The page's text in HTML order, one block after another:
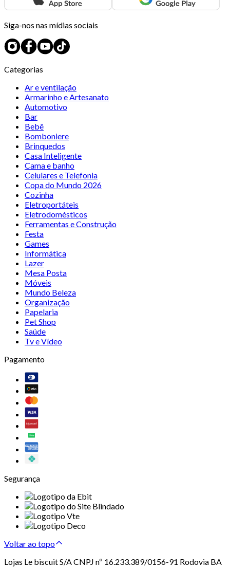
Siga-nos nas mídias sociais
Categorias
Ar e ventilação
Armarinho e Artesanato
Automotivo
Bar
Bebê
Bomboniere
Brinquedos
Casa Inteligente
Cama e banho
Celulares e Telefonia
Copa do Mundo 2026
Cozinha
Eletroportáteis
Eletrodomésticos
Ferramentas e Construção
Festa
Games
Informática
Lazer
Mesa Posta
Móveis
Mundo Beleza
Organização
Papelaria
Pet Shop
Saúde
Tv e Vídeo
Pagamento
Segurança
Voltar ao topo
Lojas Le biscuit S/A CNPJ nº 16.233.389/0156-91 Rodovia BA